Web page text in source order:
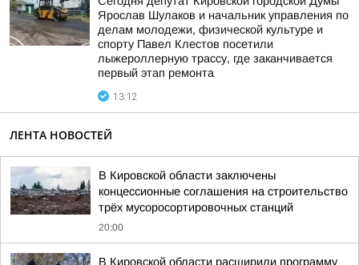
Ярослав Шулаков и начальник управления по
делам молодежи, физической культуре и
спорту Павел Клестов посетили
лыжероллерную трассу, где заканчивается
первый этап ремонта
13:12
ЛЕНТА НОВОСТЕЙ
В Кировской области заключены
концессионные соглашения на строительство
трёх мусоросортировочных станций
20:00
В Кировской области расширили программу